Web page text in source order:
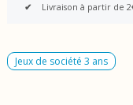
✔ Livraison à partir de
Jeux de société 3 ans